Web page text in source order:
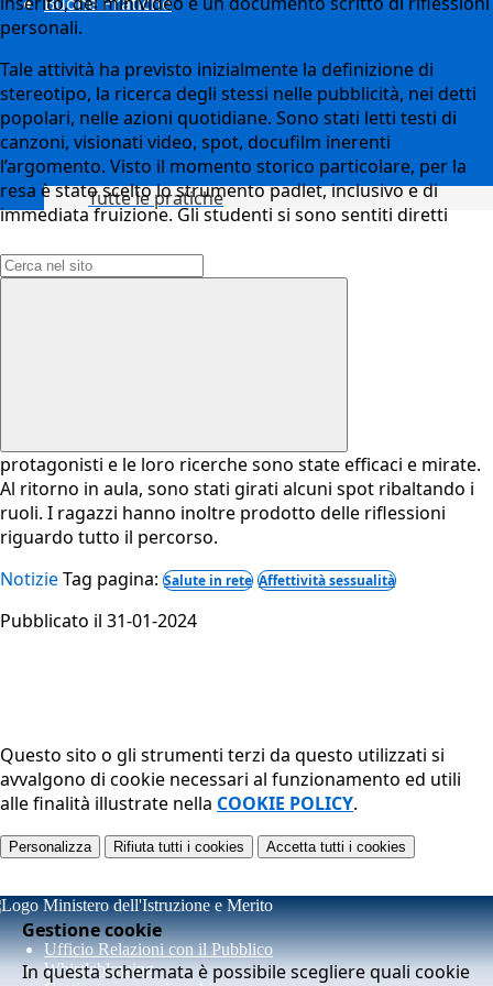
Tutte le pratiche
personali.
Tale attività ha previsto inizialmente la definizione di
stereotipo, la ricerca degli stessi nelle pubblicità, nei detti
popolari, nelle azioni quotidiane. Sono stati letti testi di
canzoni, visionati video, spot, docufilm inerenti
l’argomento. Visto il momento storico particolare, per la
resa è stato scelto lo strumento padlet, inclusivo e di
immediata fruizione. Gli studenti si sono sentiti diretti
protagonisti e le loro ricerche sono state efficaci e mirate.
Al ritorno in aula, sono stati girati alcuni spot ribaltando i
ruoli. I ragazzi hanno inoltre prodotto delle riflessioni
riguardo tutto il percorso.
NotizieTag pagina: Salute in rete Affettività sessualità
Pubblicato il 31-01-2024
Questo sito o gli strumenti terzi da questo utilizzati si
avvalgono di cookie necessari al funzionamento ed utili
alle finalità illustrate nella COOKIE POLICY.
Personalizza Rifiuta tutti i cookies Accetta tutti i cookies
Gestione cookie
In questa schermata è possibile scegliere quali cookie
Ufficio Relazioni con il Pubblico
Whistleblowing